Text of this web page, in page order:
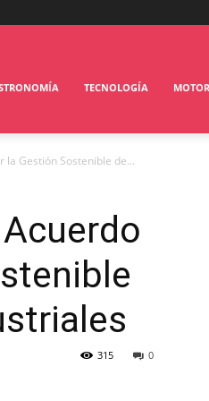
TECNOLOGÍA MOTOR
la Gestión Sostenible de...
0
315